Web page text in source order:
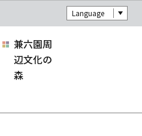
Language
兼六園周
辺文化の
森